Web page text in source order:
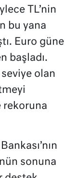
TL’nin
bu yana
Euro güne
başladı.
olan
rekoruna
sonuna